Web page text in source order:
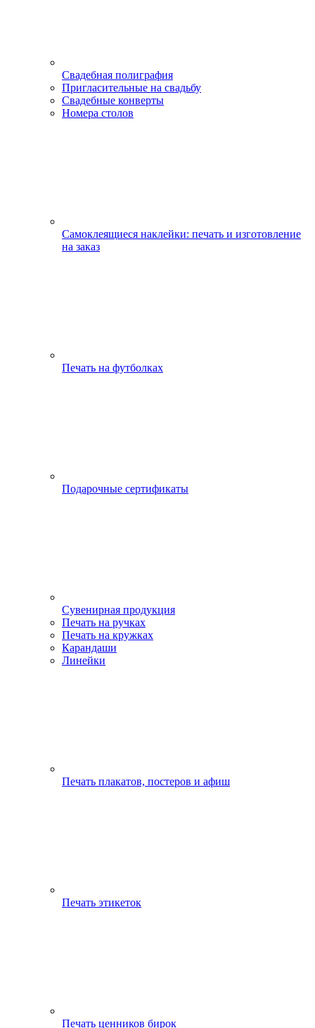
Свадебная полиграфия
Пригласительные на свадьбу
Свадебные конверты
Номера столов
Самоклеящиеся наклейки: печать и изготовление
на заказ
Печать на футболках
Подарочные сертификаты
Сувенирная продукция
Печать на ручках
Печать на кружках
Карандаши
Линейки
Печать плакатов, постеров и афиш
Печать этикеток
Печать ценников бирок